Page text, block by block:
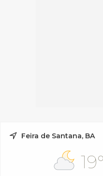
Feira de Santana, BA
19°